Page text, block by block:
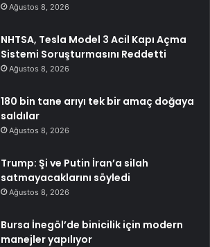
Ağustos 8, 2026
NHTSA, Tesla Model 3 Acil Kapı Açma
Sistemi Soruşturmasını Reddetti
Ağustos 8, 2026
180 bin tane arıyı tek bir amaç doğaya
saldılar
Ağustos 8, 2026
Trump: Şi ve Putin İran’a silah
satmayacaklarını söyledi
Ağustos 8, 2026
Bursa İnegöl’de binicilik için modern
manejler yapılıyor